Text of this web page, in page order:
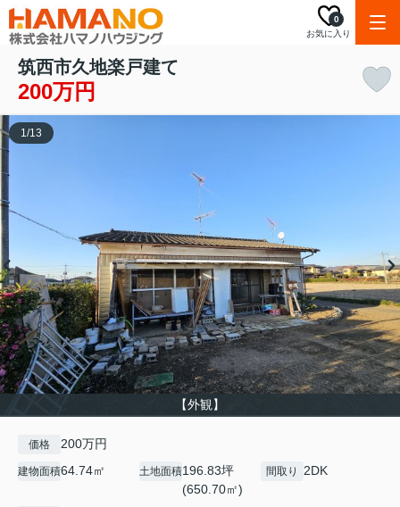
お気に入り
0
筑西市久地楽戸建て
200万円
【外観】
1/13
価格 200万円
建物面積64.74㎡ 土地面積196.83坪
(650.70㎡)
間取り 2DK